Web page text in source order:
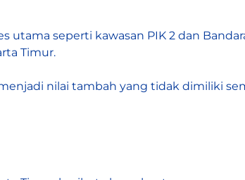
seperti kawasan PIK 2 dan
Timur.
nilai tambah yang tidak dimiliki